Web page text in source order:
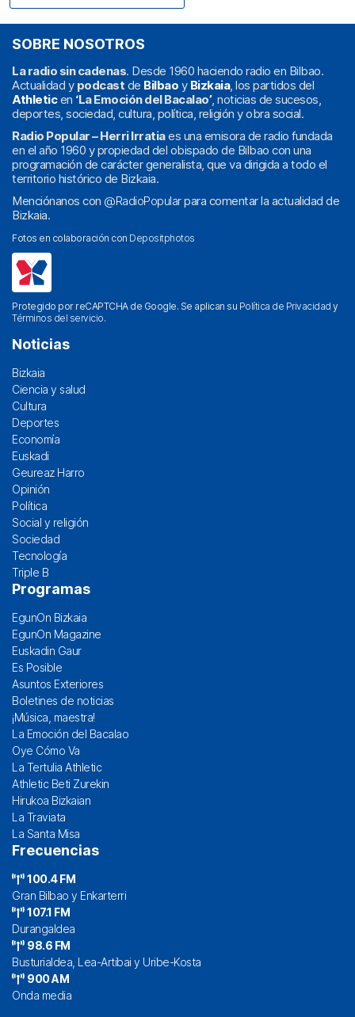
SOBRE NOSOTROS
La radio sin cadenas. Desde 1960 haciendo radio en Bilbao.
Actualidad y podcast de Bilbao y Bizkaia, los partidos del
Athleticen ‘La Emoción del Bacalao’, noticias de sucesos,
deportes, sociedad, cultura, política, religión y obra social.
Radio Popular – Herri Irratiaes una emisora de radio fundada
en el año 1960 y propiedad del obispado de Bilbao con una
programación de carácter generalista, que va dirigida a todo el
territorio histórico de Bizkaia.
Menciónanos con @RadioPopularpara comentar la actualidad de
Bizkaia.
Fotos en colaboración con Depositphotos
Protegido por reCAPTCHA de Google. Se aplican su Política de Privacidad y
Términos del servicio.
Noticias
Bizkaia
Ciencia y salud
Cultura
Deportes
Economía
Euskadi
Geureaz Harro
Opinión
Política
Social y religión
Sociedad
Tecnología
Triple B
Programas
EgunOn Bizkaia
EgunOn Magazine
Euskadin Gaur
Es Posible
Asuntos Exteriores
Boletines de noticias
¡Música, maestra!
La Emoción del Bacalao
Oye Cómo Va
La Tertulia Athletic
Athletic Beti Zurekin
Hirukoa Bizkaian
La Traviata
La Santa Misa
Frecuencias
100.4 FM
Gran Bilbao y Enkarterri
107.1 FM
Durangaldea
98.6 FM
Busturialdea, Lea-Artibai y Uribe-Kosta
900 AM
Onda media